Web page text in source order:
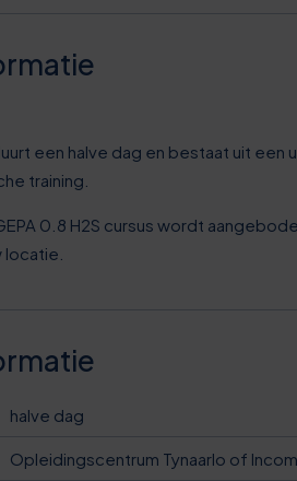
een halve dag en bestaat uit
training.
0.8 H2S cursus wordt
locatie.
halve dag
Opleidingscentrum Tynaarlo of
8
4
6